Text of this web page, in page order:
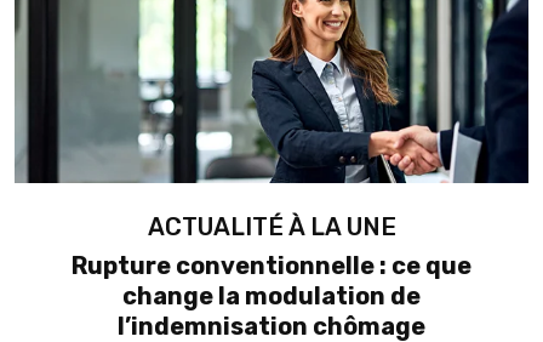
ACTUALITÉ À LA UNE
Rupture conventionnelle : ce que
change la modulation de
l’indemnisation chômage